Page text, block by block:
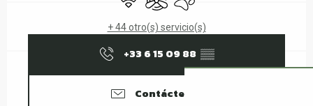
+ 44 otro(s) servicio(s)
+33 6 15 09 88 ▒▒
Contáctenos